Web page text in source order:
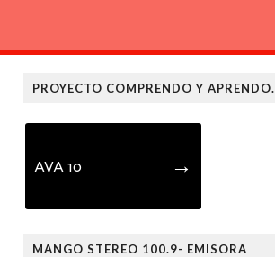
PROYECTO COMPRENDO Y APRENDO.
AVA 10 →
MANGO STEREO 100.9- EMISORA